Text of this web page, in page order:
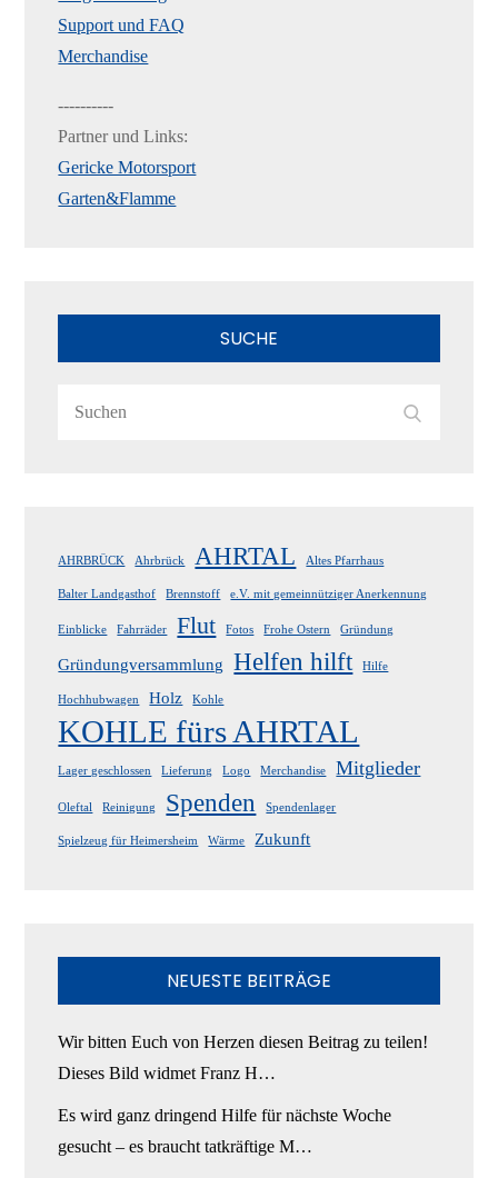
Support und FAQ
Merchandise
----------
Partner und Links:
Gericke Motorsport
Garten&Flamme
SUCHE
AHRBRÜCK Ahrbrück AHRTAL Altes Pfarrhaus
Balter Landgasthof Brennstoff e.V. mit gemeinnütziger Anerkennung
Einblicke Fahrräder Flut Fotos Frohe Ostern Gründung
Gründungversammlung Helfen hilft Hilfe
Hochhubwagen Holz Kohle
KOHLE fürs AHRTAL
Lager geschlossen Lieferung Logo Merchandise Mitglieder
Oleftal Reinigung Spenden Spendenlager
Spielzeug für Heimersheim Wärme Zukunft
NEUESTE BEITRÄGE
Wir bitten Euch von Herzen diesen Beitrag zu teilen!
Dieses Bild widmet Franz H…
Es wird ganz dringend Hilfe für nächste Woche
gesucht – es braucht tatkräftige M…